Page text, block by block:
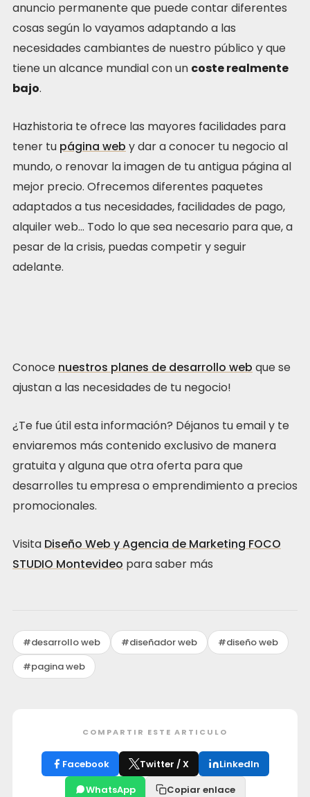
anuncio permanente que puede contar diferentes
cosas según lo vayamos adaptando a las
necesidades cambiantes de nuestro público y que
tiene un alcance mundial con un coste realmente
bajo.
Hazhistoria te ofrece las mayores facilidades para
tener tu página web y dar a conocer tu negocio al
mundo, o renovar la imagen de tu antigua página al
mejor precio. Ofrecemos diferentes paquetes
adaptados a tus necesidades, facilidades de pago,
alquiler web… Todo lo que sea necesario para que, a
pesar de la crisis, puedas competir y seguir
adelante.
Conoce nuestros planes de desarrollo web que se
ajustan a las necesidades de tu negocio!
¿Te fue útil esta información? Déjanos tu email y te
enviaremos más contenido exclusivo de manera
gratuita y alguna que otra oferta para que
desarrolles tu empresa o emprendimiento a precios
promocionales.
Visita Diseño Web y Agencia de Marketing FOCO
STUDIO Montevideo para saber más
#desarrollo web #diseñador web
#diseño web
#pagina web
COMPARTIR ESTE ARTICULO
Facebook Twitter / X
LinkedIn
WhatsApp
Copiar enlace